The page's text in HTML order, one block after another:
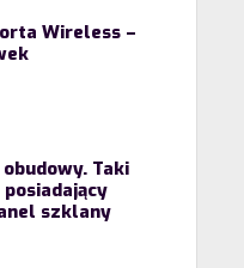
Wireless –
Taki
szklany